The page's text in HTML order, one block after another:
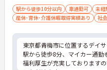
駅から徒歩10分以内 車通勤可 未経
産休･育休･介護休暇取得実績あり
社
東京都青梅市に位置するデイ
駅から徒歩8分、マイカー通勤
福利厚生が充実しております